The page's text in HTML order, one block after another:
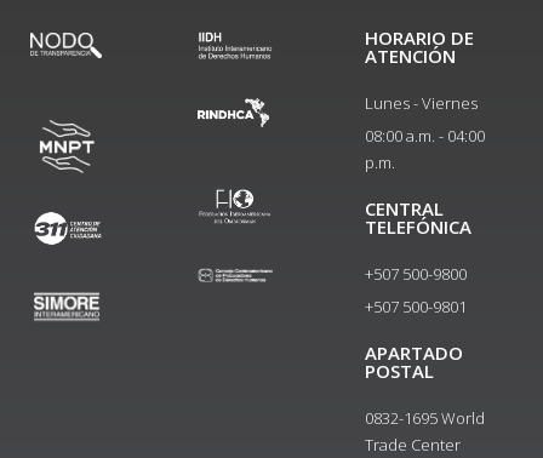
HORARIO DE
ATENCIÓN
Lunes - Viernes
08:00 a.m. - 04:00
p.m.
CENTRAL
TELEFÓNICA
+507 500-9800
+507 500-9801​
APARTADO
POSTAL
0832-1695 World
Trade Center